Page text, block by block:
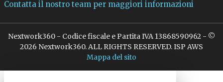
Contatta il nostro team per maggiori informazioni
Nextwork360 - Codice fiscale e Partita IVA 13868590962 - ©
2026 Nextwork360. ALL RIGHTS RESERVED. ISP AWS
Mappa del sito